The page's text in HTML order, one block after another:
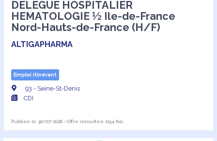
DELEGUE HOSPITALIER
HEMATOLOGIE ½ Ile-de-France
Nord-Hauts-de-France (H/F)
ALTIGAPHARMA
Emploi itinérant
93 - Seine-St-Denis
CDI
Publiée le 30/07/2026 • Offre consultée 1154 fois